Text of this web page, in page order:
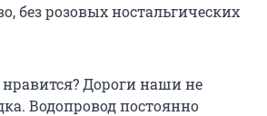
без розовых ностальгических
Дороги наши не
Водопровод постоянно